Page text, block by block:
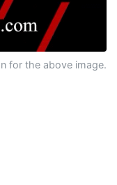
for the above image.